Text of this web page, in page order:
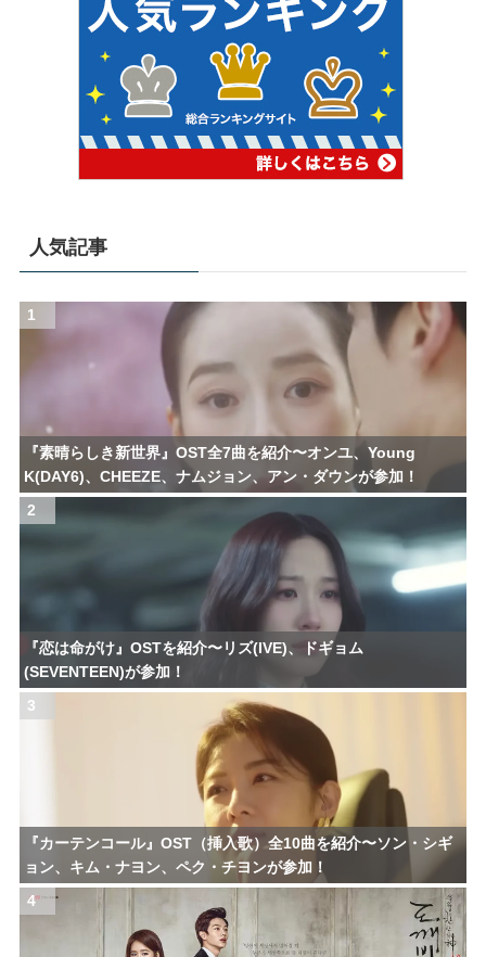
人気記事
1
『素晴らしき新世界』OST全7曲を紹介〜オンユ、Young
K(DAY6)、CHEEZE、ナムジョン、アン・ダウンが参加！
2
『恋は命がけ』OSTを紹介〜リズ(IVE)、ドギョム
(SEVENTEEN)が参加！
3
『カーテンコール』OST（挿入歌）全10曲を紹介〜ソン・シギ
ョン、キム・ナヨン、ペク・チヨンが参加！
4